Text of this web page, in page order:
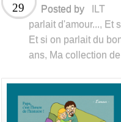
29 Posted by ILT
parlait d'amour..., Et
Et si on parlait du
ans, Ma collection